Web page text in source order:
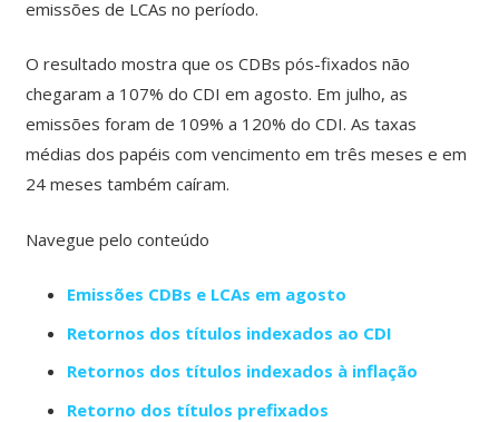
emissões de LCAs no período.
O resultado mostra que os CDBs pós-fixados não
chegaram a 107% do CDI em agosto. Em julho, as
emissões foram de 109% a 120% do CDI. As taxas
médias dos papéis com vencimento em três meses e em
24 meses também caíram.
Navegue pelo conteúdo
Emissões CDBs e LCAs em agosto
Retornos dos títulos indexados ao CDI
Retornos dos títulos indexados à inflação
Retorno dos títulos prefixados